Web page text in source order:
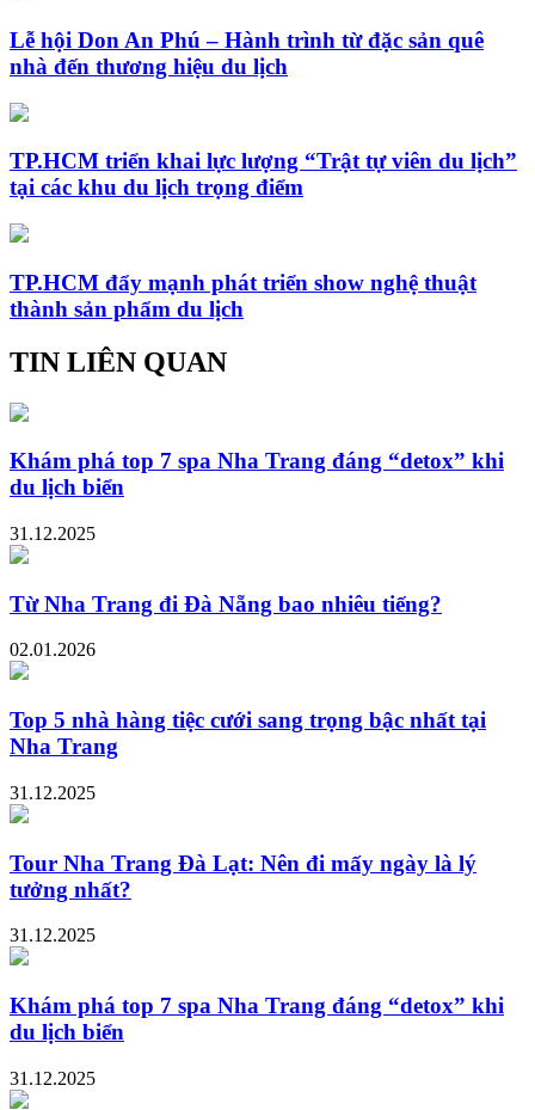
Lễ hội Don An Phú – Hành trình từ đặc sản quê
nhà đến thương hiệu du lịch
TP.HCM triển khai lực lượng “Trật tự viên du lịch”
tại các khu du lịch trọng điểm
TP.HCM đẩy mạnh phát triển show nghệ thuật
thành sản phẩm du lịch
TIN LIÊN QUAN
Khám phá top 7 spa Nha Trang đáng “detox” khi
du lịch biển
31.12.2025
Từ Nha Trang đi Đà Nẵng bao nhiêu tiếng?
02.01.2026
Top 5 nhà hàng tiệc cưới sang trọng bậc nhất tại
Nha Trang
31.12.2025
Tour Nha Trang Đà Lạt: Nên đi mấy ngày là lý
tưởng nhất?
31.12.2025
Khám phá top 7 spa Nha Trang đáng “detox” khi
du lịch biển
31.12.2025